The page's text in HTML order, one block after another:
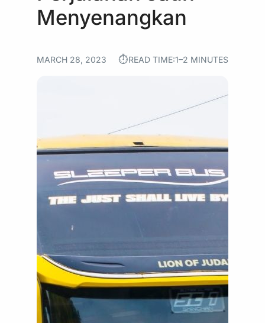
Menyenangkan
MARCH 28, 2023 ⏱︎READ TIME:1–2 MINUTES